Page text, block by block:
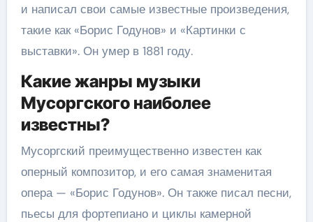
и написал свои самые известные произведения,
такие как «Борис Годунов» и «Картинки с
выставки». Он умер в 1881 году.
Какие жанры музыки
Мусоргского наиболее
известны?
Мусоргский преимущественно известен как
оперный композитор, и его самая знаменитая
опера — «Борис Годунов». Он также писал песни,
пьесы для фортепиано и циклы камерной